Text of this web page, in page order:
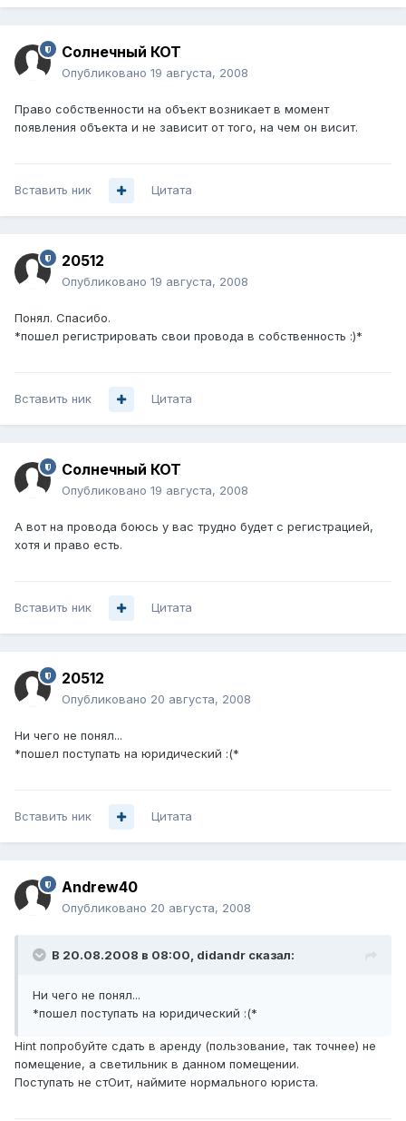
Солнечный КОТ
Опубликовано 19 августа, 2008
Право собственности на объект возникает в момент
появления объекта и не зависит от того, на чем он висит.
Вставить ник Цитата
20512
Опубликовано 19 августа, 2008
Понял. Спасибо.
*пошел регистрировать свои провода в собственность :)*
Вставить ник Цитата
Солнечный КОТ
Опубликовано 19 августа, 2008
А вот на провода боюсь у вас трудно будет с регистрацией,
хотя и право есть.
Вставить ник Цитата
20512
Опубликовано 20 августа, 2008
Ни чего не понял...
*пошел поступать на юридический :(*
Вставить ник Цитата
Andrew40
Опубликовано 20 августа, 2008
В 20.08.2008 в 08:00, didandr сказал:
Ни чего не понял...
*пошел поступать на юридический :(*
Hint попробуйте сдать в аренду (пользование, так точнее) не
помещение, а светильник в данном помещении.
Поступать не стОит, наймите нормального юриста.